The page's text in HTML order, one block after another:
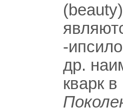
-
др.
кварк